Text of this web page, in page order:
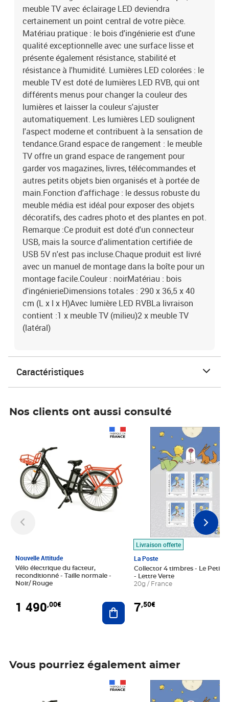
pot. Remarque :Ce produit est doté d'un connecteur USB, mais la
source d'alimentation certifiée de USB 5V n'est pas incluse.Chaque
produit est livré avec un manuel de montage dans la boîte pour un
montage facile.Couleur : noirMatériau : bois
d'ingénierieDimensions totales : 290 x 36,5 x 40 cm (L x l x H)Avec
lumière LED RVBLa livraison contient :1 x meuble TV (milieu)2 x
meuble TV (latéral)
meuble TV avec éclairage LED deviendra
certainement un point central de votre pièce.
Matériau pratique : le bois d'ingénierie est d'une
qualité exceptionnelle avec une surface lisse et
présente également résistance, stabilité et
résistance à l'humidité. Lumières LED colorées : le
meuble TV est doté de lumières LED RVB, qui ont
différents menus pour changer la couleur des
lumières et laisser la couleur s'ajuster
automatiquement. Les lumières LED soulignent
l'aspect moderne et contribuent à la sensation de
tendance.Grand espace de rangement : le meuble
TV offre un grand espace de rangement pour
garder vos magazines, livres, télécommandes et
autres petits objets bien organisés et à portée de
main.Fonction d'affichage : le dessus robuste du
meuble média est idéal pour exposer des objets
décoratifs, des cadres photo et des plantes en pot.
Remarque :Ce produit est doté d'un connecteur
USB, mais la source d'alimentation certifiée de
USB 5V n'est pas incluse.Chaque produit est livré
avec un manuel de montage dans la boîte pour un
montage facile.Couleur : noirMatériau : bois
d'ingénierieDimensions totales : 290 x 36,5 x 40
cm (L x l x H)Avec lumière LED RVBLa livraison
contient :1 x meuble TV (milieu)2 x meuble TV
(latéral)
Caractéristiques
Nos clients ont aussi consulté
Nouvelle Attitude
Vélo électrique du facteur,
reconditionné - Taille normale -
Noir/ Rouge
1 490,00€ Ajouter au panier
Livraison offerte
La Poste
Collector 4 timbres - Le Petit
- Lettre Verte
20g / France
7,50€
Prix 7,50€
Vous pourriez également aimer
Prix 7,50€